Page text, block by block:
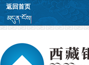
返回首页